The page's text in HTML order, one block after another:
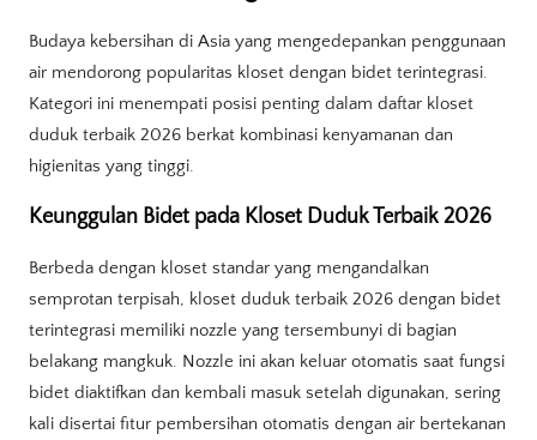
Budaya kebersihan di Asia yang mengedepankan penggunaan
air mendorong popularitas kloset dengan bidet terintegrasi.
Kategori ini menempati posisi penting dalam daftar kloset
duduk terbaik 2026 berkat kombinasi kenyamanan dan
higienitas yang tinggi.
Keunggulan Bidet pada Kloset Duduk Terbaik 2026
Berbeda dengan kloset standar yang mengandalkan
semprotan terpisah, kloset duduk terbaik 2026 dengan bidet
terintegrasi memiliki nozzle yang tersembunyi di bagian
belakang mangkuk. Nozzle ini akan keluar otomatis saat fungsi
bidet diaktifkan dan kembali masuk setelah digunakan, sering
kali disertai fitur pembersihan otomatis dengan air bertekanan